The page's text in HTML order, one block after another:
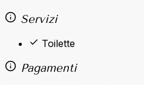
Servizi
Toilette
Pagamenti